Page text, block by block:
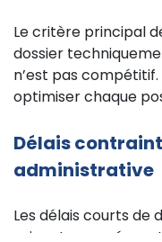
Le critère principal
dossier
n’est pas
optimiser chaque
Délais
administrative
Les délais courts
exigent une